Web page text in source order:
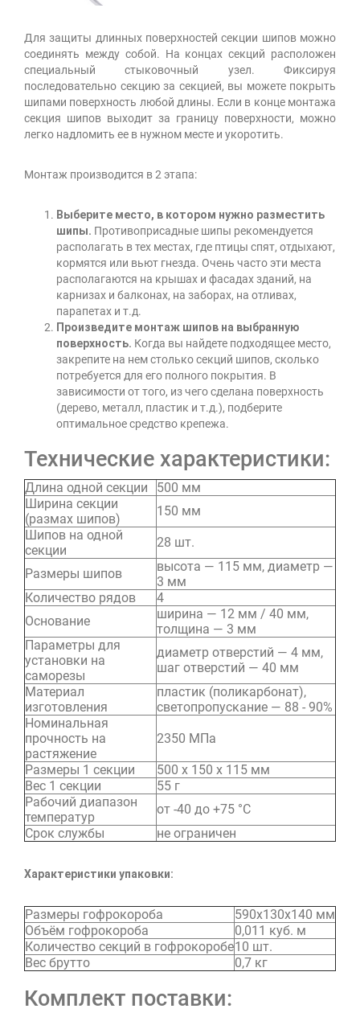
Для защиты длинных поверхностей секции шипов можно
соединять между собой. На концах секций расположен
специальный стыковочный узел. Фиксируя
последовательно секцию за секцией, вы можете покрыть
шипами поверхность любой длины. Если в конце монтажа
секция шипов выходит за границу поверхности, можно
легко надломить ее в нужном месте и укоротить.
Монтаж производится в 2 этапа:
Выберите место, в котором нужно разместить
шипы. Противоприсадные шипы рекомендуется
располагать в тех местах, где птицы спят, отдыхают,
кормятся или вьют гнезда. Очень часто эти места
располагаются на крышах и фасадах зданий, на
карнизах и балконах, на заборах, на отливах,
парапетах и т.д.
Произведите монтаж шипов на выбранную
поверхность. Когда вы найдете подходящее место,
закрепите на нем столько секций шипов, сколько
потребуется для его полного покрытия. В
зависимости от того, из чего сделана поверхность
(дерево, металл, пластик и т.д.), подберите
оптимальное средство крепежа.
Технические характеристики:
Длина одной секции
500 мм
Ширина секции
(размах шипов)
150 мм
Шипов на одной
секции
28 шт.
Размеры шипов
высота — 115 мм, диаметр —
3 мм
Количество рядов
4
Основание
ширина — 12 мм / 40 мм,
толщина — 3 мм
Параметры для
установки на
саморезы
диаметр отверстий — 4 мм,
шаг отверстий — 40 мм
Материал
изготовления
пластик (поликарбонат),
светопропускание — 88 - 90%
Номинальная
прочность на
растяжение
2350 МПа
Размеры 1 секции
500 х 150 х 115 мм
Вес 1 секции
55 г
Рабочий диапазон
температур
от -40 до +75 °C
Срок службы
не ограничен
Характеристики упаковки:
Размеры гофрокороба
590х130х140 мм
Объём гофрокороба
0,011 куб. м
Количество секций в гофрокоробе10 шт.
Вес брутто
0,7 кг
Комплект поставки: